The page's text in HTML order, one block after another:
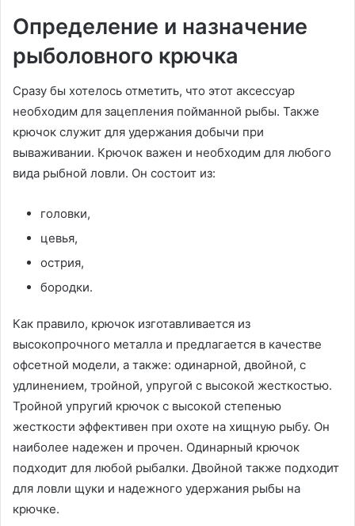
Определение и назначение
рыболовного крючка
Сразу бы хотелось отметить, что этот аксессуар
необходим для зацепления пойманной рыбы. Также
крючок служит для удержания добычи при
вываживании. Крючок важен и необходим для любого
вида рыбной ловли. Он состоит из:
головки,
цевья,
острия,
бородки.
Как правило, крючок изготавливается из
высокопрочного металла и предлагается в качестве
офсетной модели, а также: одинарной, двойной, с
удлинением, тройной, упругой с высокой жесткостью.
Тройной упругий крючок с высокой степенью
жесткости эффективен при охоте на хищную рыбу. Он
наиболее надежен и прочен. Одинарный крючок
подходит для любой рыбалки. Двойной также подходит
для ловли щуки и надежного удержания рыбы на
крючке.